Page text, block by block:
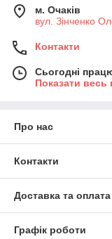
м. Очаків
вул. Зінченко
Контакти
Сьогодні
Показати весь
Про нас
Контакти
Доставка та оплата
Графік роботи